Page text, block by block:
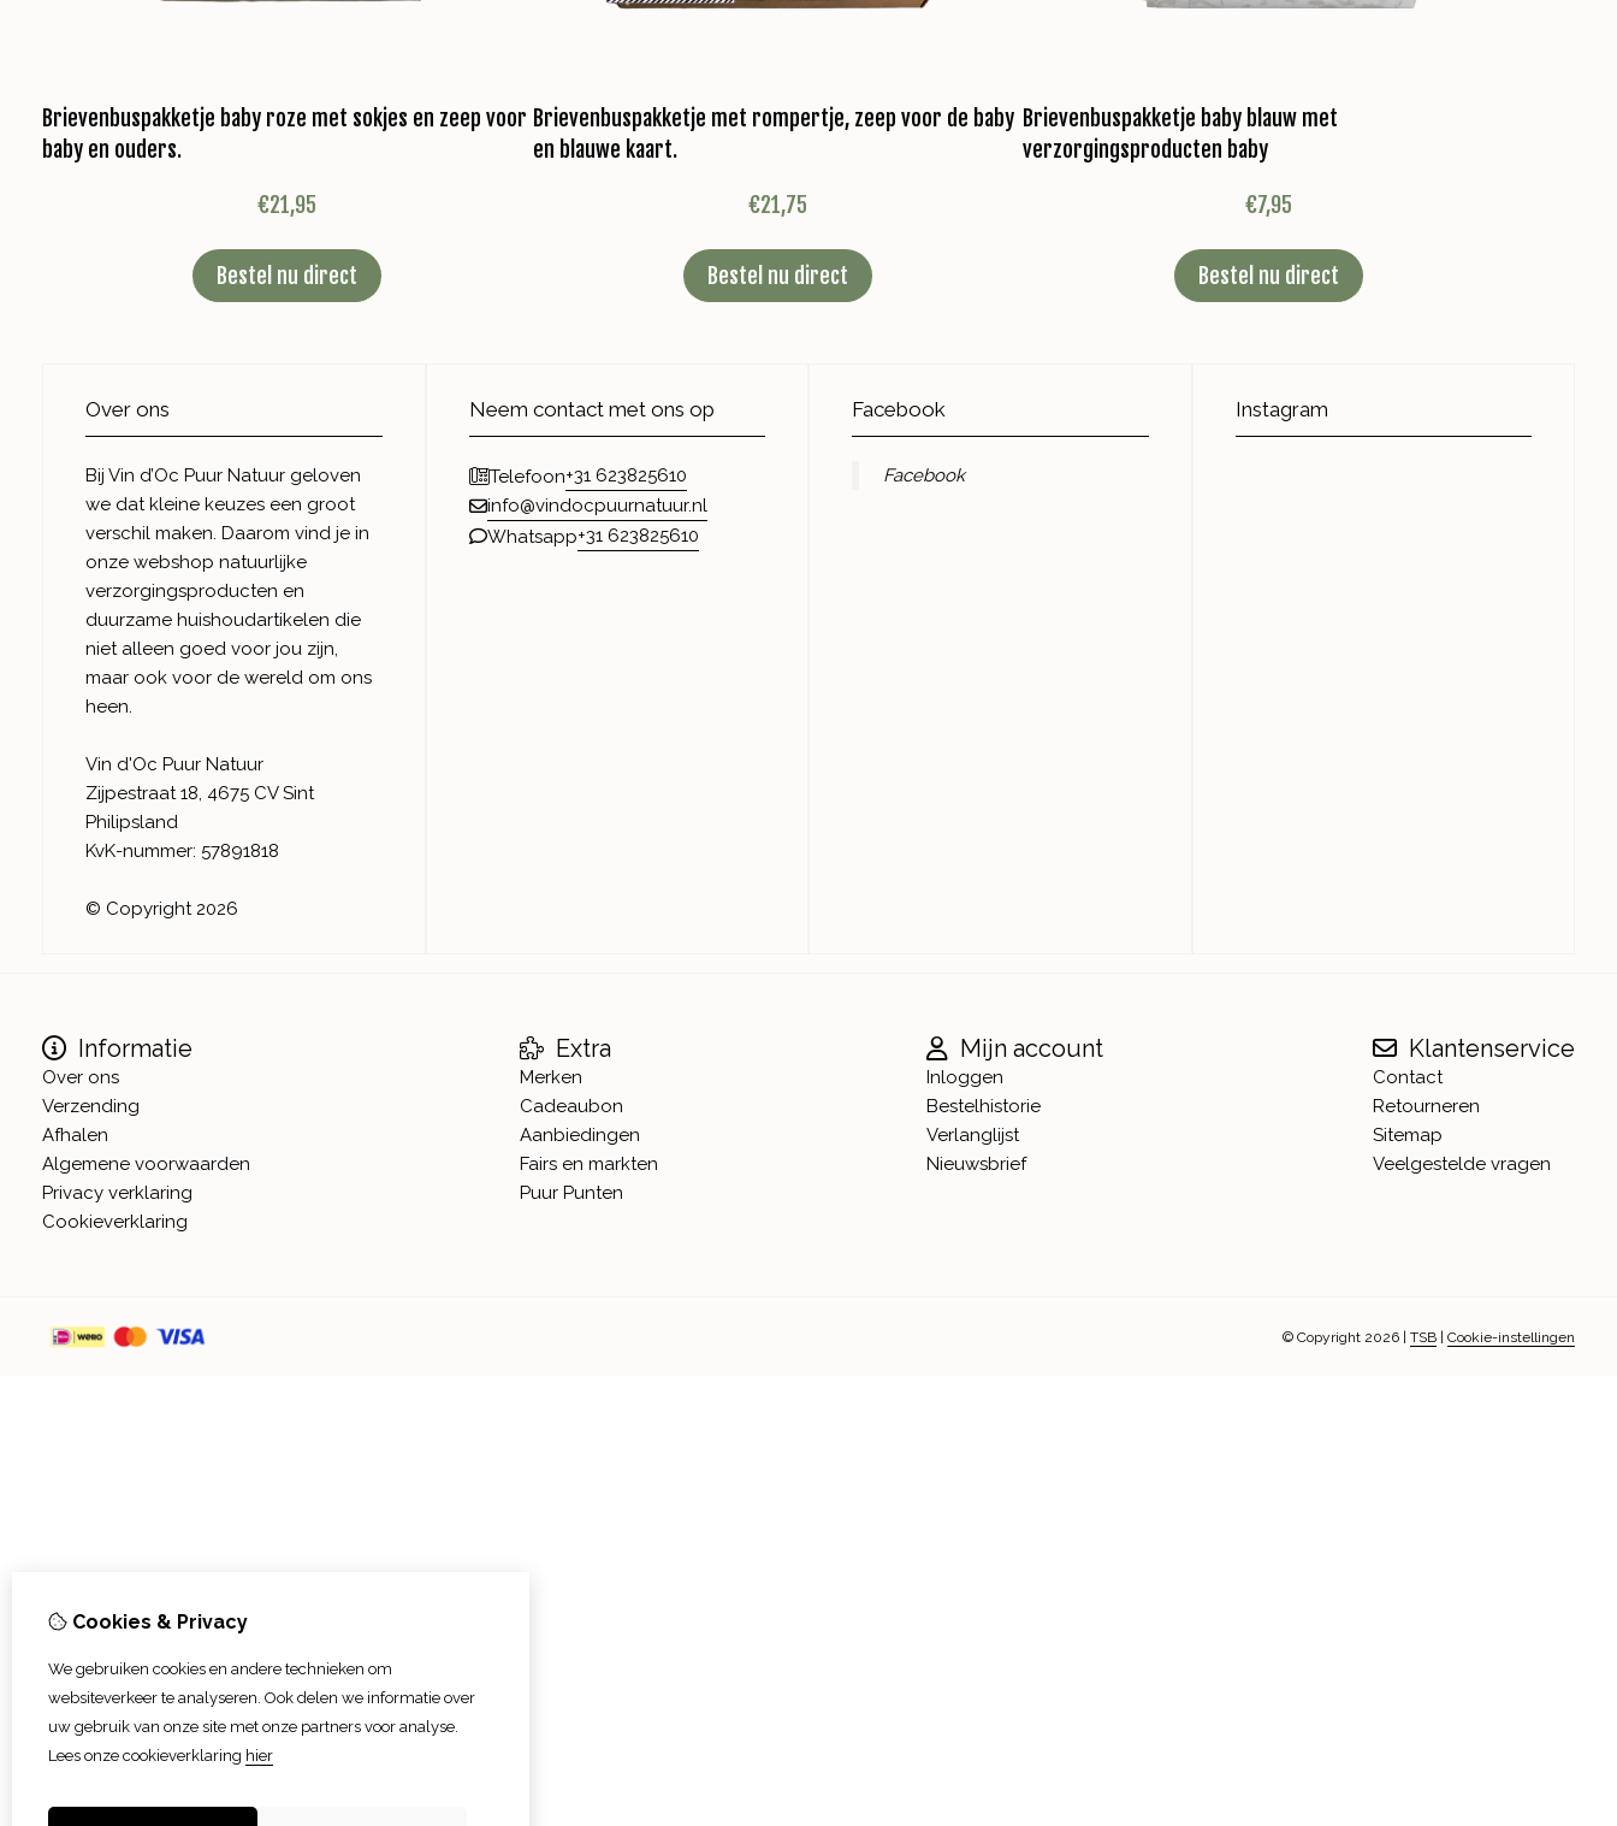
Brievenbuspakketje baby roze met sokjes en zeep voor
baby en ouders.
€21,95
Bestel nu direct
Brievenbuspakketje met rompertje, zeep voor de baby
en blauwe kaart.
€21,75
Bestel nu direct
Brievenbuspakketje baby blauw met
verzorgingsproducten baby
€7,95
Bestel nu direct
Over ons
Bij Vin d’Oc Puur Natuur geloven
we dat kleine keuzes een groot
verschil maken. Daarom vind je in
onze webshop natuurlijke
verzorgingsproducten en
duurzame huishoudartikelen die
niet alleen goed voor jou zijn,
maar ook voor de wereld om ons
heen.
Vin d'Oc Puur Natuur
Zijpestraat 18, 4675 CV Sint
Philipsland
KvK-nummer: 57891818
© Copyright 2026
Neem contact met ons op
Telefoon+31 623825610
info@vindocpuurnatuur.nl
Whatsapp+31 623825610
Facebook
Facebook
Instagram
Informatie
Over ons
Verzending
Afhalen
Algemene voorwaarden
Privacy verklaring
Cookieverklaring
Extra
Merken
Cadeaubon
Aanbiedingen
Fairs en markten
Puur Punten
Mijn account
Inloggen
Bestelhistorie
Verlanglijst
Nieuwsbrief
Klantenservice
Contact
Retourneren
Sitemap
Veelgestelde vragen
© Copyright 2026 | TSB | Cookie-instellingen
Cookies & Privacy
We gebruiken cookies en andere technieken om
websiteverkeer te analyseren. Ook delen we informatie over
uw gebruik van onze site met onze partners voor analyse.
Lees onze cookieverklaring hier